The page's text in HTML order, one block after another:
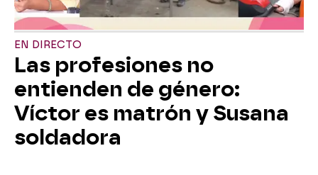
EN DIRECTO
Las profesiones no
entienden de género:
Víctor es matrón y Susana
soldadora